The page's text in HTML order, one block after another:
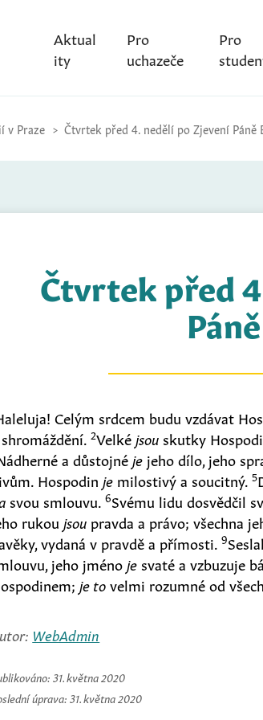
Aktual
ity
Pro
uchazeče
Pro
v Praze Čtvrtek před 4. nedělí po Zjevení Páně
Čtvrtek před
Celým srdcem budu vzdávat
2Velké jsou skutky
a důstojné je jeho dílo, jeho
Hospodin je milostivý a soucitný.5
svou smlouvu.6Svému lidu dosvědčil
rukou jsou pravda a právo; všechna
vydaná v pravdě a přímosti.9
jeho jméno je svaté a vzbuzuje
je tovelmi rozumné od
WebAdmin
31. května 2020
úprava: 31. května 2020